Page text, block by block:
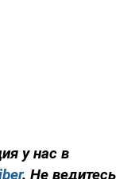
у нас в
. Не ведитесь